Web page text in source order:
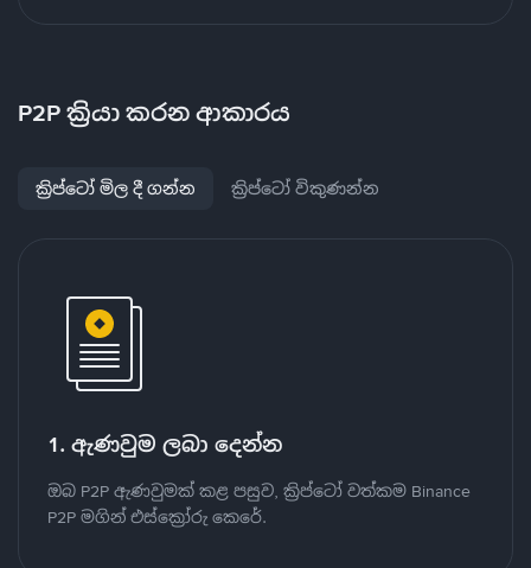
P2P ක්‍රියා කරන ආකාරය
ක්‍රිප්ටෝ මිල දී ගන්න ක්‍රිප්ටෝ විකුණන්න
1. ඇණවුම ලබා දෙන්න
ඔබ P2P ඇණවුමක් කළ පසුව, ක්‍රිප්ටෝ වත්කම Binance
P2P මගින් එස්ක්‍රෝරු කෙරේ.